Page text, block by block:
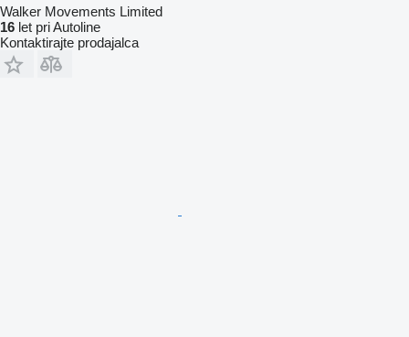
Walker Movements Limited
16 let pri Autoline
Kontaktirajte prodajalca